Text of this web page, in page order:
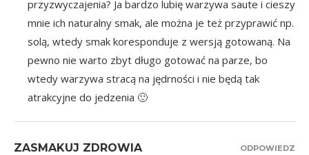
przyzwyczajenia? Ja bardzo lubię warzywa saute i cieszy
mnie ich naturalny smak, ale można je też przyprawić np.
solą, wtedy smak koresponduje z wersją gotowaną. Na
pewno nie warto zbyt długo gotować na parze, bo
wtedy warzywa stracą na jędrności i nie będą tak
atrakcyjne do jedzenia 🙂
ZASMAKUJ ZDROWIA ODPOWIEDZ